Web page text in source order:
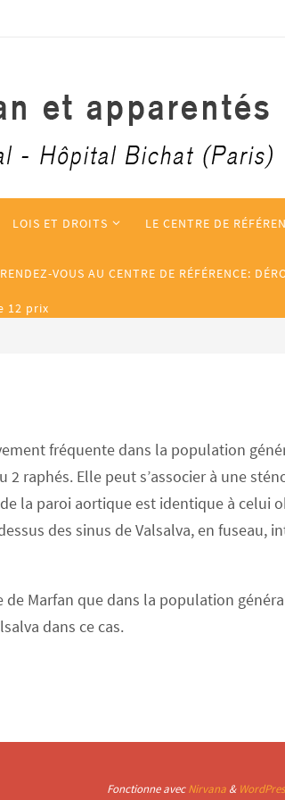
LOIS ET DROITS LE CENTRE DE
VOUS AU CENTRE DE RÉFÉRENCE:
12 prix
fréquente dans la population
2 raphés. Elle peut s’associer à une
la paroi aortique est identique à celui
des sinus de Valsalva, en fuseau,
Marfan que dans la population
dans ce cas.
Fonctionne avecNirvana &